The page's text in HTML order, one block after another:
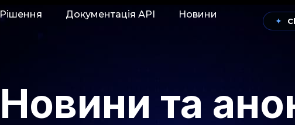
Рішення Документація АРІ Новини
✦
Новини та